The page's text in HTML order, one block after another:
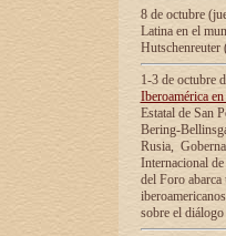
8 de octubre
Latina en el
1-3 de octubre
Iberoamérica
Estatal de San
Bering-
Rusia,
Internacional
del Foro
sobre el